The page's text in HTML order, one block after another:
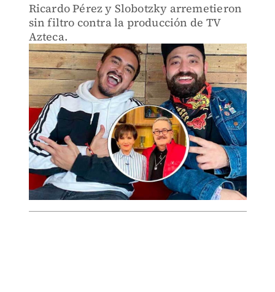
Ricardo Pérez y Slobotzky arremetieron
sin filtro contra la producción de TV
Azteca.